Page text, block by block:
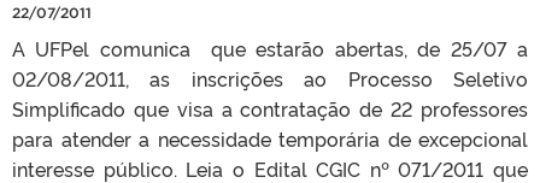
22/07/2011
A UFPel comunica que estarão abertas, de 25/07 a
02/08/2011, as inscrições ao Processo Seletivo
Simplificado que visa a contratação de 22 professores
para atender a necessidade temporária de excepcional
interesse público. Leia o Edital CGIC nº 071/2011 que